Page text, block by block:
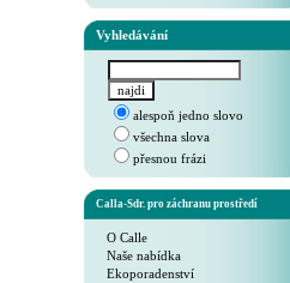
Vyhledávání
alespoň jedno slovo
všechna slova
přesnou frázi
Calla-Sdr. pro záchranu prostředí
O Calle
Naše nabídka
Ekoporadenství